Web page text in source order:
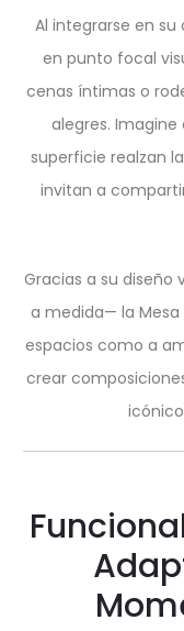
Al integrarse en
en punto focal
cenas íntimas o
alegres. Imagine
superficie realzan
invitan a
Gracias a su diseño
a medida— la
espacios como a
crear